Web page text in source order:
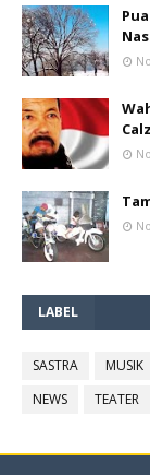
LABEL
SASTRA MUSIK
NEWS
TEATER